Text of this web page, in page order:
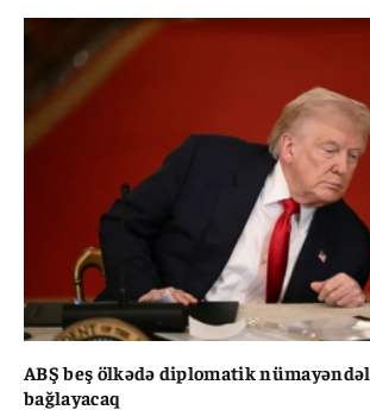
ABŞ beş ölkədə diplomatik
bağlayacaq